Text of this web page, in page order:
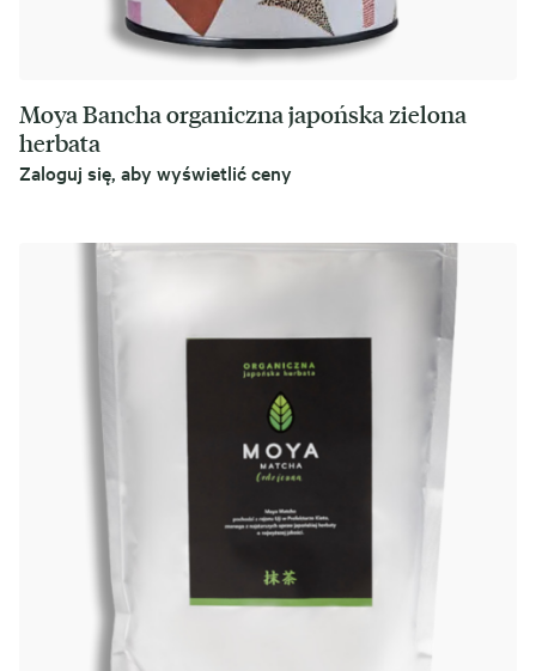
Moya Bancha organiczna japońska zielona
herbata
Zaloguj się, aby wyświetlić ceny